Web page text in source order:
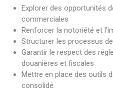
Explorer des opportunités
commerciales
Renforcer la notoriété et
Structurer les processus
Garantir le respect des
douanières et fiscales
Mettre en place des outils
consolidé